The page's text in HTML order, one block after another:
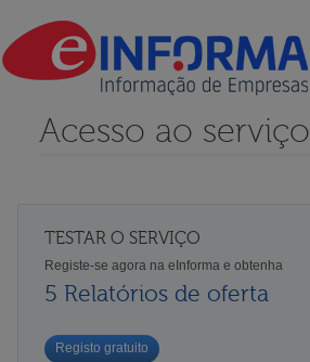
Acesso ao serviço
TESTAR O SERVIÇO
Registe-se agora na eInforma e obtenha
5 Relatórios de oferta
Registo gratuito